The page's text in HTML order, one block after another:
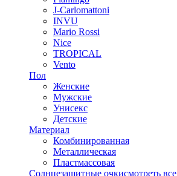
J-Carlomattoni
INVU
Mario Rossi
Nice
TROPICAL
Vento
Пол
Женские
Мужские
Унисекс
Детские
Материал
Комбинированная
Металлическая
Пластмассовая
Солнцезащитные очкисмотреть все